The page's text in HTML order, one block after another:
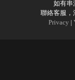
如有串
聯絡客服，
Privacy |